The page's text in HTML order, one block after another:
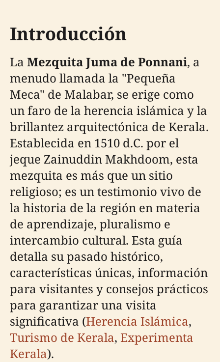
Introducción
La Mezquita Juma de Ponnani, a
menudo llamada la "Pequeña
Meca" de Malabar, se erige como
un faro de la herencia islámica y la
brillantez arquitectónica de Kerala.
Establecida en 1510 d.C. por el
jeque Zainuddin Makhdoom, esta
mezquita es más que un sitio
religioso; es un testimonio vivo de
la historia de la región en materia
de aprendizaje, pluralismo e
intercambio cultural. Esta guía
detalla su pasado histórico,
características únicas, información
para visitantes y consejos prácticos
para garantizar una visita
significativa (Herencia Islámica,
Turismo de Kerala, Experimenta
Kerala).